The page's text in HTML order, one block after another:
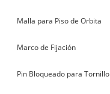
Malla para Piso de Orbita
Marco de Fijación
Pin Bloqueado para Tornillo